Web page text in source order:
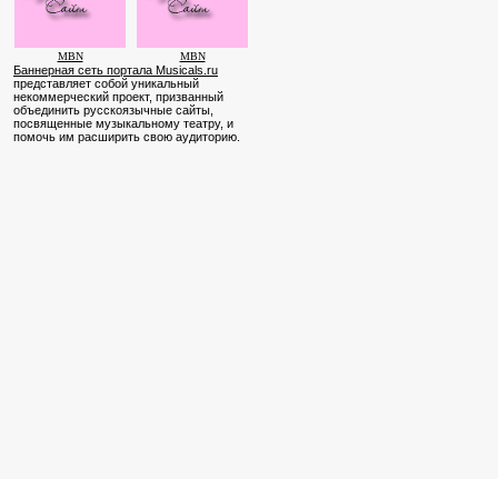
MBN MBN
Баннерная сеть портала Musicals.ru
представляет собой уникальный
некоммерческий проект, призванный
объединить русскоязычные сайты,
посвященные музыкальному театру, и
помочь им расширить свою аудиторию.